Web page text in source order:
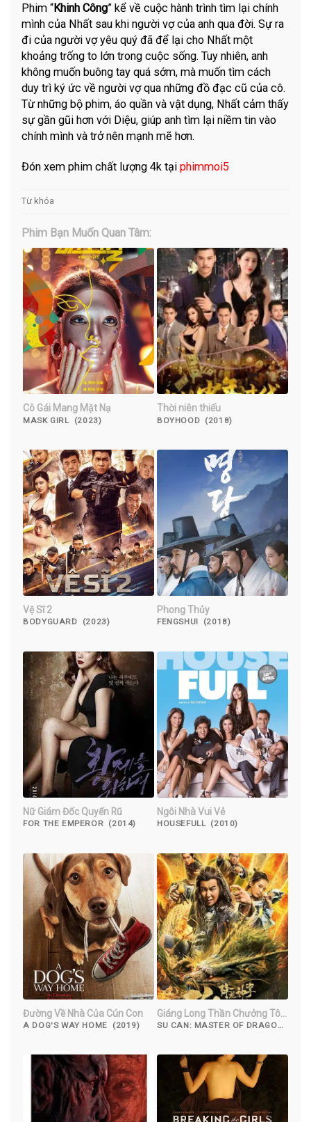
Phim “Khinh Công” kể về cuộc hành trình tìm lại chính
mình của Nhất sau khi người vợ của anh qua đời. Sự ra
đi của người vợ yêu quý đã để lại cho Nhất một
khoảng trống to lớn trong cuộc sống. Tuy nhiên, anh
không muốn buông tay quá sớm, mà muốn tìm cách
duy trì ký ức về người vợ qua những đồ đạc cũ của cô.
Từ những bộ phim, áo quần và vật dụng, Nhất cảm thấy
sự gần gũi hơn với Diệu, giúp anh tìm lại niềm tin vào
chính mình và trở nên mạnh mẽ hơn.
Đón xem phim chất lượng 4k tạiphimmoi5
Từ khóa
Phim Bạn Muốn Quan Tâm:
Cô Gái Mang Mặt Nạ
MASK GIRL (2023)
Thời niên thiếu
BOYHOOD (2018)
Vệ Sĩ 2
BODYGUARD (2023)
Phong Thủy
FENGSHUI (2018)
Nữ Giám Đốc Quyến Rũ
FOR THE EMPEROR (2014)
Ngôi Nhà Vui Vẻ
HOUSEFULL (2010)
Đường Về Nhà Của Cún Con
A DOG'S WAY HOME (2019)
Giáng Long Thần Chưởng Tô
Khất Nhi
SU CAN: MASTER OF DRAGON-